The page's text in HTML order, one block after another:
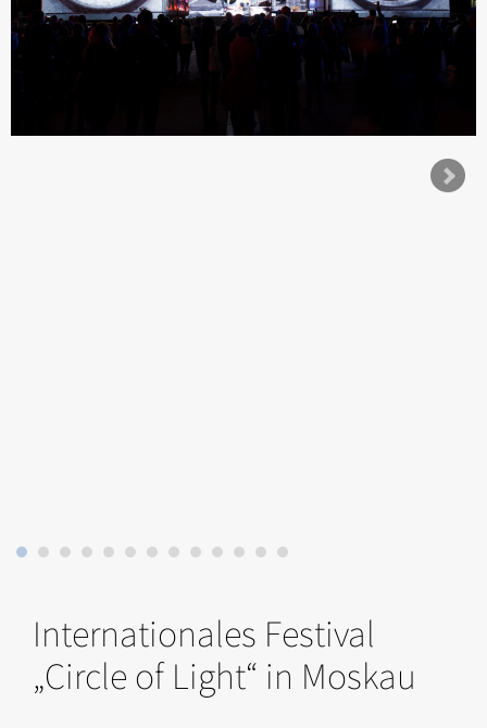
Internationales Festival
„Circle of Light“ in Moskau